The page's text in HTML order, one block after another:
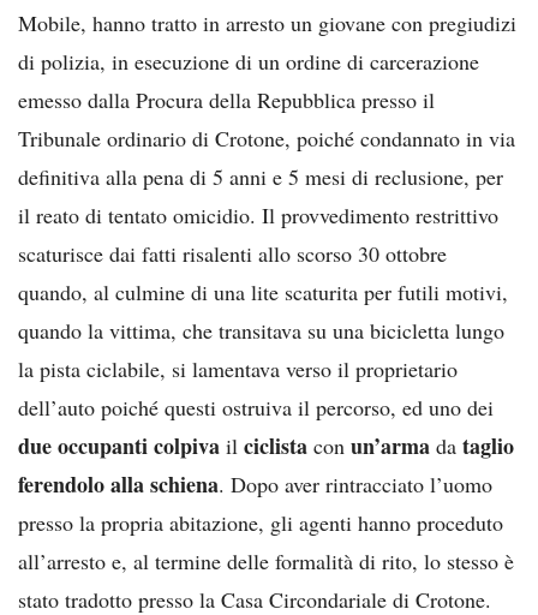
Mobile, hanno tratto in arresto un giovane con pregiudizi
di polizia, in esecuzione di un ordine di carcerazione
emesso dalla Procura della Repubblica presso il
Tribunale ordinario di Crotone, poiché condannato in via
definitiva alla pena di 5 anni e 5 mesi di reclusione, per
il reato di tentato omicidio. Il provvedimento restrittivo
scaturisce dai fatti risalenti allo scorso 30 ottobre
quando, al culmine di una lite scaturita per futili motivi,
quando la vittima, che transitava su una bicicletta lungo
la pista ciclabile, si lamentava verso il proprietario
dell’auto poiché questi ostruiva il percorso, ed uno dei
due occupanti colpiva il ciclista con un’arma da taglio
ferendolo alla schiena. Dopo aver rintracciato l’uomo
presso la propria abitazione, gli agenti hanno proceduto
all’arresto e, al termine delle formalità di rito, lo stesso è
stato tradotto presso la Casa Circondariale di Crotone.